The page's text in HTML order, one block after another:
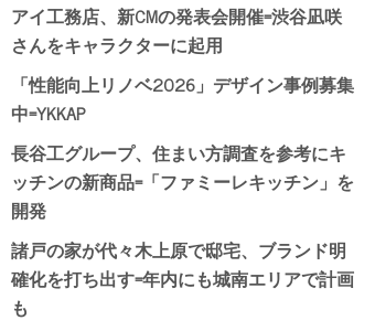
アイ工務店、新CMの発表会開催=渋谷凪咲
さんをキャラクターに起用
「性能向上リノベ2026」デザイン事例募集
中=YKKAP
長谷工グループ、住まい方調査を参考にキ
ッチンの新商品=「ファミーレキッチン」を
開発
諸戸の家が代々木上原で邸宅、ブランド明
確化を打ち出す=年内にも城南エリアで計画
も